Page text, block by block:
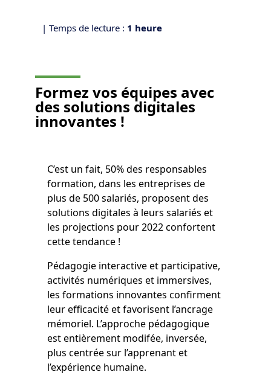
| Temps de lecture : 1 heure
Formez vos équipes avec
des solutions digitales
innovantes !
C’est un fait, 50% des responsables
formation, dans les entreprises de
plus de 500 salariés, proposent des
solutions digitales à leurs salariés et
les projections pour 2022 confortent
cette tendance !
Pédagogie interactive et participative,
activités numériques et immersives,
les formations innovantes confirment
leur efficacité et favorisent l’ancrage
mémoriel. L’approche pédagogique
est entièrement modifée, inversée,
plus centrée sur l’apprenant et
l’expérience humaine.